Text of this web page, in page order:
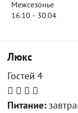
Межсезонье
16.10 - 30.04
Люкс
Гостей 4
Питание: